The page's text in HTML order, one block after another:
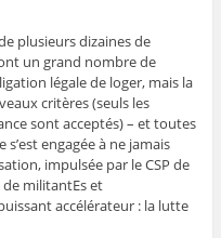
plusieurs dizaines de
un grand nombre de
légale de loger, mais la
critères (seuls les
sont acceptés) – et toutes
engagée à ne jamais
impulsée par le CSP de
militantEs et
accélérateur : la lutte